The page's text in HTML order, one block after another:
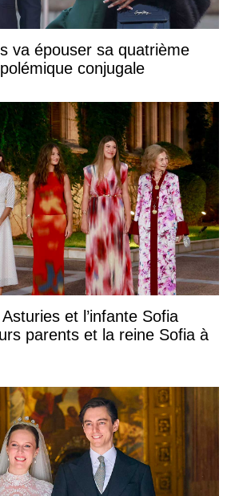
va épouser sa quatrième
conjugale
et l’infante Sofia
parents et la reine Sofia à